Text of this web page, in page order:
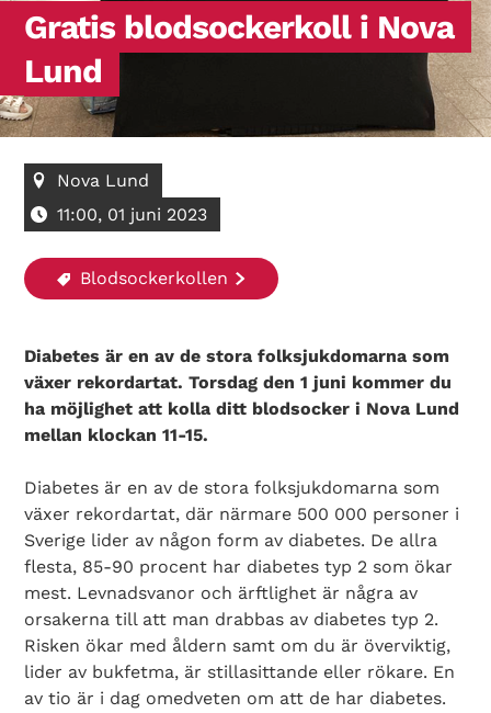
Search Diabetes Wellness Sverige
Gratis blodsockerkoll i Nova
Lund
Nova Lund
11:00, 01 juni 2023
Blodsockerkollen
Diabetes är en av de stora folksjukdomarna som
växer rekordartat. Torsdag den 1 juni kommer du
ha möjlighet att kolla ditt blodsocker i Nova Lund
mellan klockan 11-15.
Diabetes är en av de stora folksjukdomarna som
växer rekordartat, där närmare 500 000 personer i
Sverige lider av någon form av diabetes. De allra
flesta, 85-90 procent har diabetes typ 2 som ökar
mest. Levnadsvanor och ärftlighet är några av
orsakerna till att man drabbas av diabetes typ 2.
Risken ökar med åldern samt om du är överviktig,
lider av bukfetma, är stillasittande eller rökare. En
av tio är i dag omedveten om att de har diabetes.